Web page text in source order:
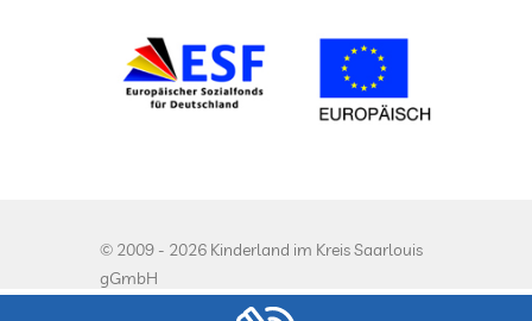
© 2009 - 2026 Kinderland im Kreis Saarlouis
gGmbH